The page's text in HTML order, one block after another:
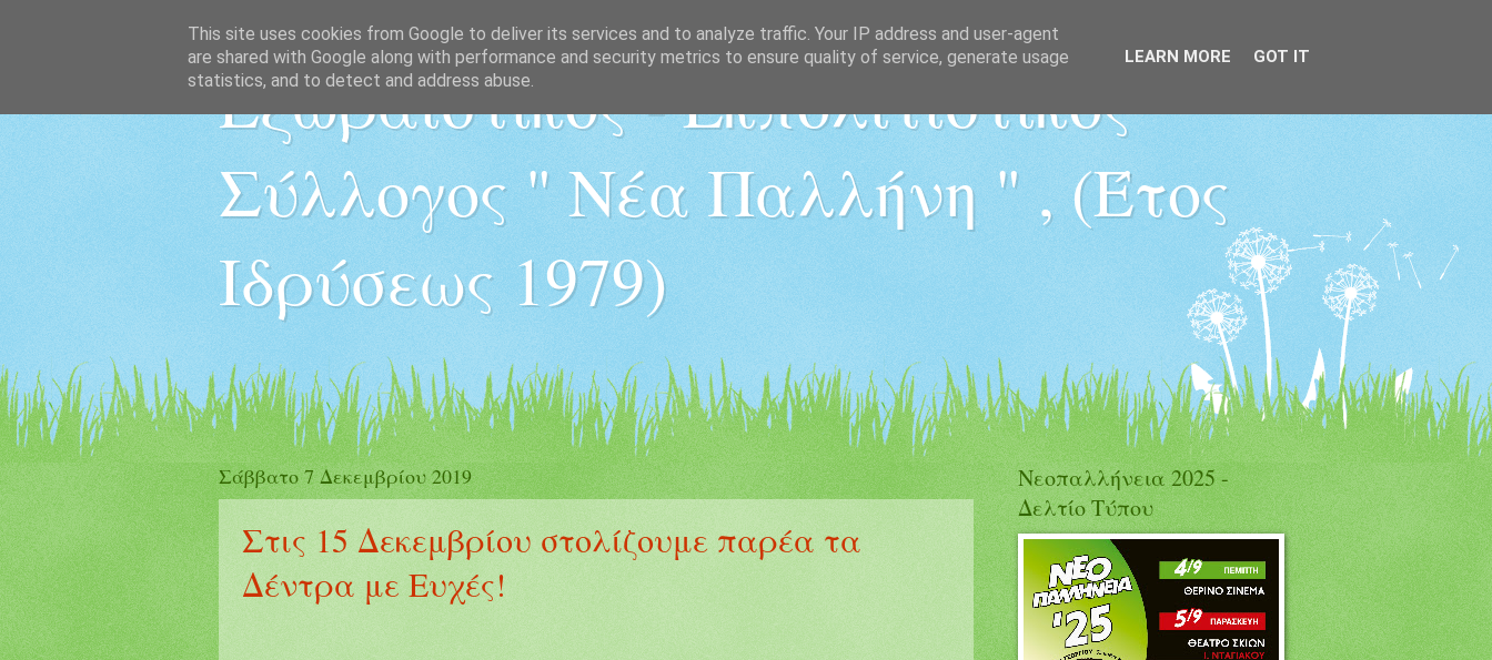
Εξωραϊστικός - Εκπολιτιστικός
Σύλλογος " Νέα Παλλήνη " , (Έτος
Ιδρύσεως 1979)
Σάββατο 7 Δεκεμβρίου 2019
Στις 15 Δεκεμβρίου στολίζουμε παρέα τα
Δέντρα με Ευχές!
Νεοπαλλήνεια 2025 -
Δελτίο Τύπου
This site uses cookies from Google to deliver its services and to analyze traffic. Your IP address and user-agent
are shared with Google along with performance and security metrics to ensure quality of service, generate usage
statistics, and to detect and address abuse.
LEARN MORE GOT IT